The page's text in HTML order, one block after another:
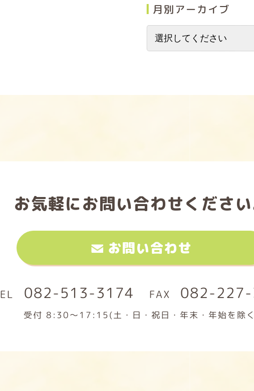
月別アーカイブ
お気軽にお問い合わせくださ
お問い合わせ
082-513-3174 082-
受付 8:30～17:15(土・日・祝日・年末・年始を除